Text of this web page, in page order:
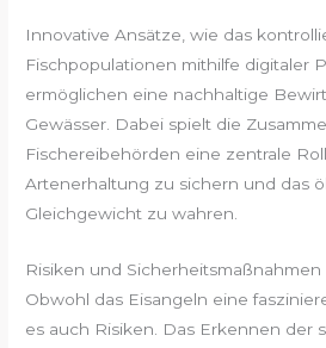
Innovative Ansätze, wie das
Fischpopulationen mithilfe digitaler
ermöglichen eine nachhaltige
Gewässer. Dabei spielt die
Fischereibehörden eine zentrale
Artenerhaltung zu sichern und das
Gleichgewicht zu wahren.
Risiken und Sicherheitsmaßnahmen
Obwohl das Eisangeln eine
es auch Risiken. Das Erkennen der